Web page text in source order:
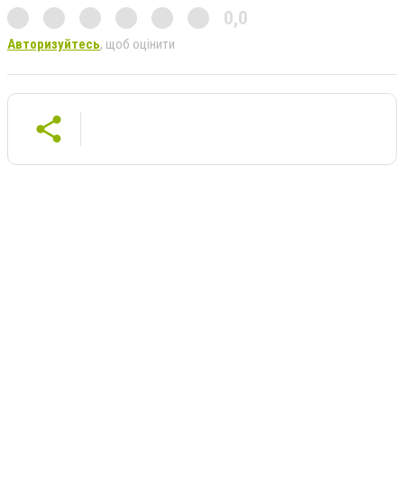
0,0
Авторизуйтесь, щоб оцінити